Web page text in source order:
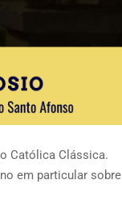
Católica Clássica.
em particular sobre